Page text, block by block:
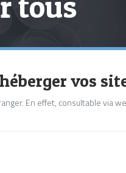
vos
En effet, consultable via